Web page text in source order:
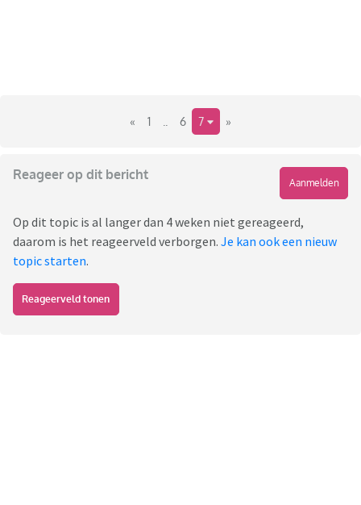
« 1 6 7 »
Reageer op dit bericht
Aanmelden
Op dit topic is al langer dan 4 weken niet gereageerd,
daarom is het reageerveld verborgen. Je kan ook een nieuw
topic starten.
Reageerveld tonen